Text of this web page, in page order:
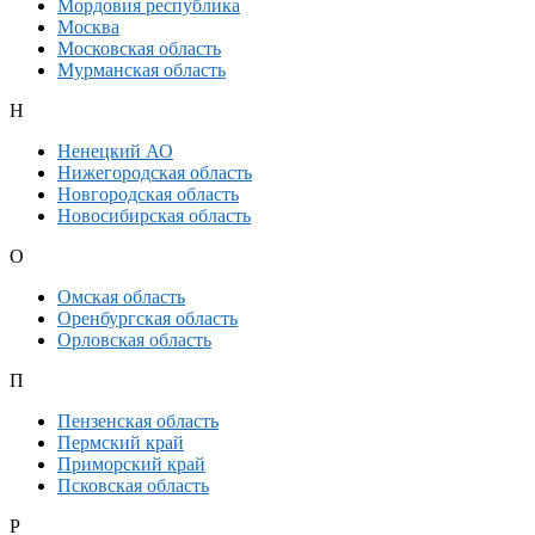
Мордовия республика
Москва
Московская область
Мурманская область
Н
Ненецкий АО
Нижегородская область
Новгородская область
Новосибирская область
О
Омская область
Оренбургская область
Орловская область
П
Пензенская область
Пермский край
Приморский край
Псковская область
Р